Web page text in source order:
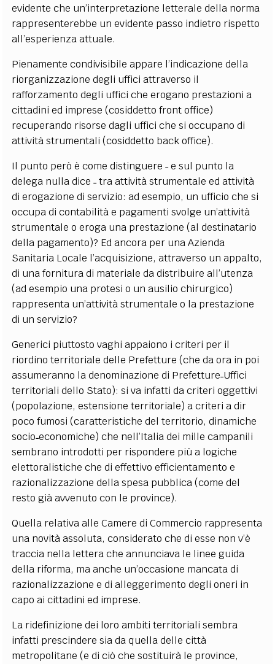
evidente che un’interpretazione letterale della norma
rappresenterebbe un evidente passo indietro rispetto
all’esperienza attuale.
Pienamente condivisibile appare l’indicazione della
riorganizzazione degli uffici attraverso il
rafforzamento degli uffici che erogano prestazioni a
cittadini ed imprese (cosiddetto front office)
recuperando risorse dagli uffici che si occupano di
attività strumentali (cosiddetto back office).
Il punto però è come distinguere ˗ e sul punto la
delega nulla dice ˗ tra attività strumentale ed attività
di erogazione di servizio: ad esempio, un ufficio che si
occupa di contabilità e pagamenti svolge un’attività
strumentale o eroga una prestazione (al destinatario
della pagamento)? Ed ancora per una Azienda
Sanitaria Locale l’acquisizione, attraverso un appalto,
di una fornitura di materiale da distribuire all’utenza
(ad esempio una protesi o un ausilio chirurgico)
rappresenta un’attività strumentale o la prestazione
di un servizio?
Generici piuttosto vaghi appaiono i criteri per il
riordino territoriale delle Prefetture (che da ora in poi
assumeranno la denominazione di Prefetture˗Uffici
territoriali dello Stato): si va infatti da criteri oggettivi
(popolazione, estensione territoriale) a criteri a dir
poco fumosi (caratteristiche del territorio, dinamiche
socio˗economiche) che nell’Italia dei mille campanili
sembrano introdotti per rispondere più a logiche
elettoralistiche che di effettivo efficientamento e
razionalizzazione della spesa pubblica (come del
resto già avvenuto con le province).
Quella relativa alle Camere di Commercio rappresenta
una novità assoluta, considerato che di esse non v’è
traccia nella lettera che annunciava le linee guida
della riforma, ma anche un’occasione mancata di
razionalizzazione e di alleggerimento degli oneri in
capo ai cittadini ed imprese.
La ridefinizione dei loro ambiti territoriali sembra
infatti prescindere sia da quella delle città
metropolitane (e di ciò che sostituirà le province,